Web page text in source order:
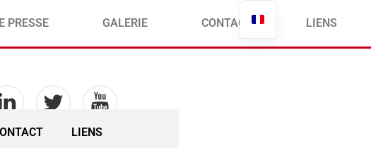
English
PRESSE GALERIE CONTACT LIENS
LIENS